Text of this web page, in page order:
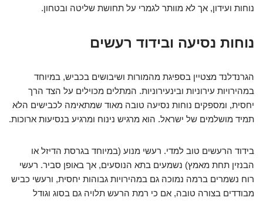
נוחות ועידון, אך לא מוותר לגמרי על תחושת שליטה ובטחון.
נוחות נסיעה ובידוד רעשים
הגרנדלנד מצטיין בספיגת מהמורות ושיבושים בכביש, במיוחד
במהירויות עירוניות ובינעירוניות. המתלים מכוילים על הצד הרך
יחסית, ומספקים נוחות נסיעה טובה מאוד שמתאימה לכבישים הלא
תמיד מושלמים של ישראל. הוא מרגיש נינוח ומרגיע בנסיעות ארוכות.
בידוד הרעשים טוב למדי. רעשי מנוע (במיוחד בגרסת הדיזל או
הבנזין תחת מאמץ) נשמעים בתא הנוסעים, אך באופן סביר. רעשי
רוח נשמרים ברמה נמוכה גם במהירויות גבוהות יחסית, ורעשי כביש
מבודדים בצורה טובה, אם כי רמת הרעש תלויה גם בסוג וגודל